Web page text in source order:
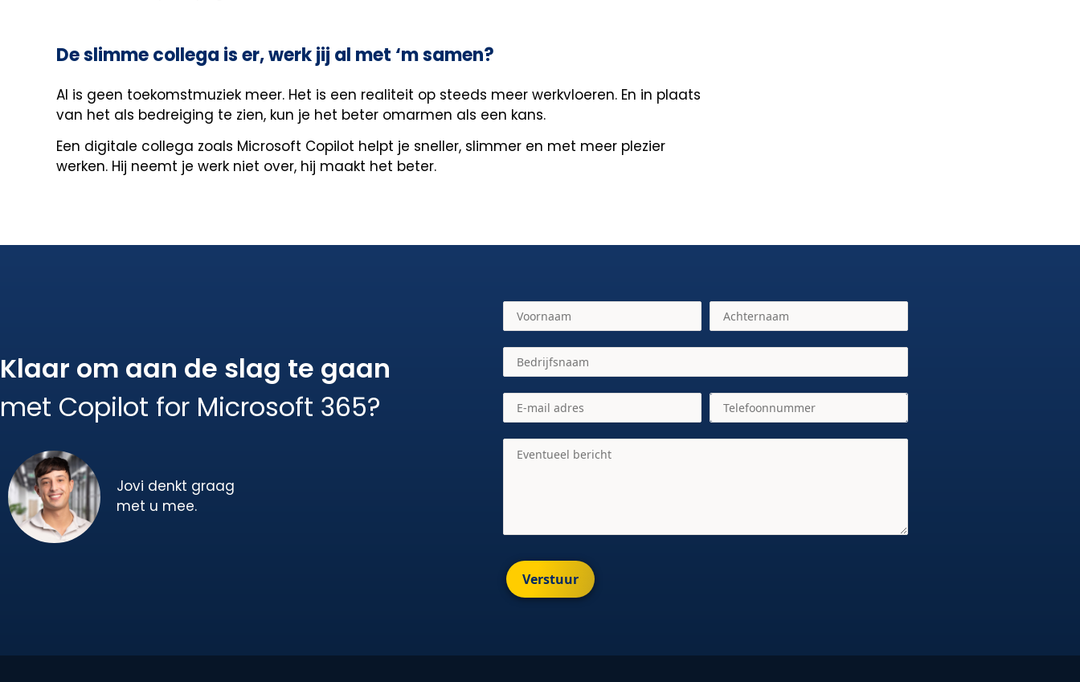
De slimme collega is er, werk jij al met ‘m samen?
AI is geen toekomstmuziek meer. Het is een realiteit op steeds meer werkvloeren. En in plaats
van het als bedreiging te zien, kun je het beter omarmen als een kans.
Een digitale collega zoals Microsoft Copilot helpt je sneller, slimmer en met meer plezier
werken. Hij neemt je werk niet over, hij maakt het beter.
Klaar om aan de slag te gaan
met Copilot for Microsoft 365?
Jovi denkt graag
met u mee.
Verstuur